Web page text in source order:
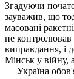
Згадуючи
зауважив, що
масовані
не контролював
виправдання, і
Мінськ у війну,
— Україна